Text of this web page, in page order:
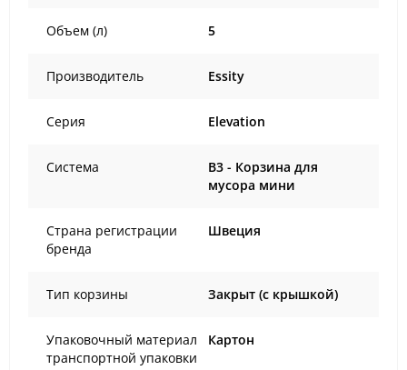
Объем (л) 5
Производитель Essity
Серия Elevation
Система
B3 - Корзина для
мусора мини
Страна регистрации
бренда
Швеция
Тип корзины Закрыт (с крышкой)
Упаковочный материал
транспортной упаковки
Картон